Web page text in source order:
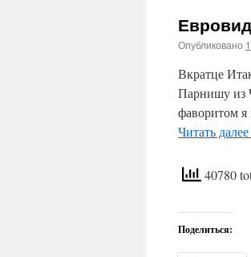
Опубликовано
Вкратце
Парнишу из
фаворитом
Читать далее
40780
Поделиться: